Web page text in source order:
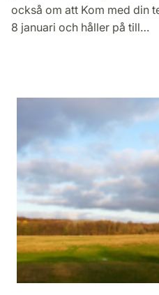
också om att Kom med din
8 januari och håller på till…